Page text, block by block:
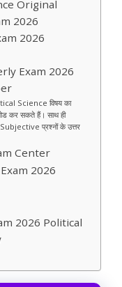
Original
2026
2026
Exam 2026
Science विषय का
कर सकते हैं। साथ ही
प्रश्नों के उत्तर
Center
2026
2026 Political